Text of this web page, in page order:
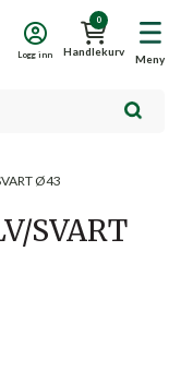
Meny
0
Handlekurv
Logg inn
Ø43
SVART